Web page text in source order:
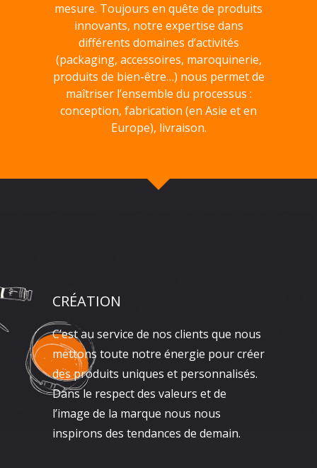
mesure. Toujours en quête de produits
innovants, notre expertise dans
différents domaines d’activités
(packaging, accessoires, maroquinerie,
produits de bien-être…) nous permet de
maîtriser l’ensemble du processus :
conception, fabrication (en Asie et en
Europe), livraison.
CRÉATION
C’est au service de nos clients que nous
mettons toute notre énergie pour créer
des produits uniques et personnalisés.
Dans le respect des valeurs et de
l’image de la marque nous nous
inspirons des tendances de demain.